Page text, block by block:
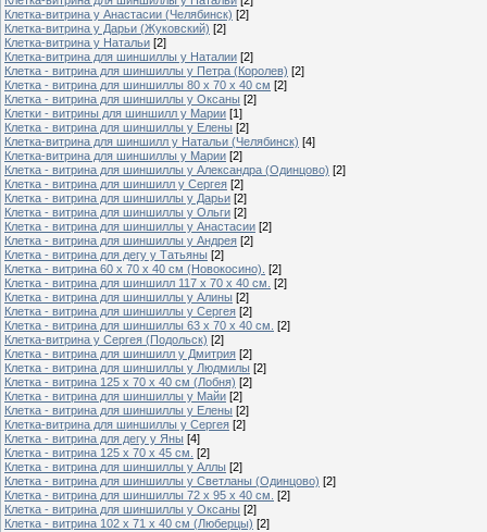
Клетка-витрина у Анастасии (Челябинск) [2]
Клетка-витрина у Дарьи (Жуковский) [2]
Клетка-витрина у Натальи [2]
Клетка-витрина для шиншиллы у Наталии [2]
Клетка - витрина для шиншиллы у Петра (Королев) [2]
Клетка - витрина для шиншиллы 80 х 70 х 40 см [2]
Клетка - витрина для шиншиллы у Оксаны [2]
Клетки - витрины для шиншилл у Марии [1]
Клетка - витрина для шиншиллы у Елены [2]
Клетка-витрина для шиншилл у Натальи (Челябинск) [4]
Клетка-витрина для шиншиллы у Марии [2]
Клетка - витрина для шиншиллы у Александра (Одинцово) [2]
Клетка - витрина для шиншилл у Сергея [2]
Клетка - витрина для шиншиллы у Дарьи [2]
Клетка - витрина для шиншиллы у Ольги [2]
Клетка - витрина для шиншиллы у Анастасии [2]
Клетка - витрина для шиншиллы у Андрея [2]
Клетка - витрина для дегу у Татьяны [2]
Клетка - витрина 60 х 70 х 40 см (Новокосино). [2]
Клетка - витрина для шиншилл 117 х 70 х 40 см. [2]
Клетка - витрина для шиншиллы у Алины [2]
Клетка - витрина для шиншиллы у Сергея [2]
Клетка - витрина для шиншиллы 63 х 70 х 40 см. [2]
Клетка-витрина у Сергея (Подольск) [2]
Клетка - витрина для шиншилл у Дмитрия [2]
Клетка - витрина для шиншиллы у Людмилы [2]
Клетка - витрина 125 х 70 х 40 см (Лобня) [2]
Клетка - витрина для шиншиллы у Майи [2]
Клетка - витрина для шиншиллы у Елены [2]
Клетка-витрина для шиншиллы у Сергея [2]
Клетка - витрина для дегу у Яны [4]
Клетка - витрина 125 х 70 х 45 см. [2]
Клетка - витрина для шиншиллы у Аллы [2]
Клетка - витрина для шиншиллы у Светланы (Одинцово) [2]
Клетка - витрина для шиншиллы 72 х 95 х 40 см. [2]
Клетка - витрина для шиншиллы у Оксаны [2]
Клетка - витрина 102 х 71 х 40 см (Люберцы) [2]